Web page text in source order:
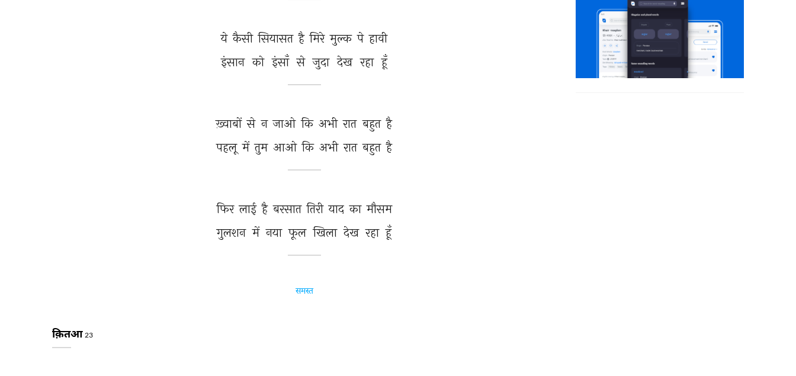
ये कैसी सियासत है मिरे मुल्क पे हावी
इंसान को इंसाँ से जुदा देख रहा हूँ
ख़्वाबों से न जाओ कि अभी रात बहुत है
पहलू में तुम आओ कि अभी रात बहुत है
फिर लाई है बरसात तिरी याद का मौसम
गुलशन में नया फूल खिला देख रहा हूँ
समस्त
क़ितआ 23